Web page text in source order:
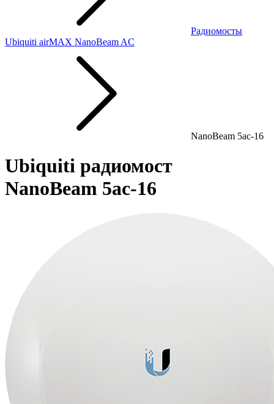
Радиомосты
Ubiquiti airMAX NanoBeam AC
NanoBeam 5ac-16
Ubiquiti радиомост
NanoBeam 5ac-16